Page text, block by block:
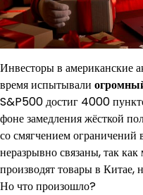
Инвесторы в американские
время испытывали
S&P500 достиг 4000
фоне замедления жёсткой
со смягчением
неразрывно связаны, так
производят товары в Китае,
Но что произошло?